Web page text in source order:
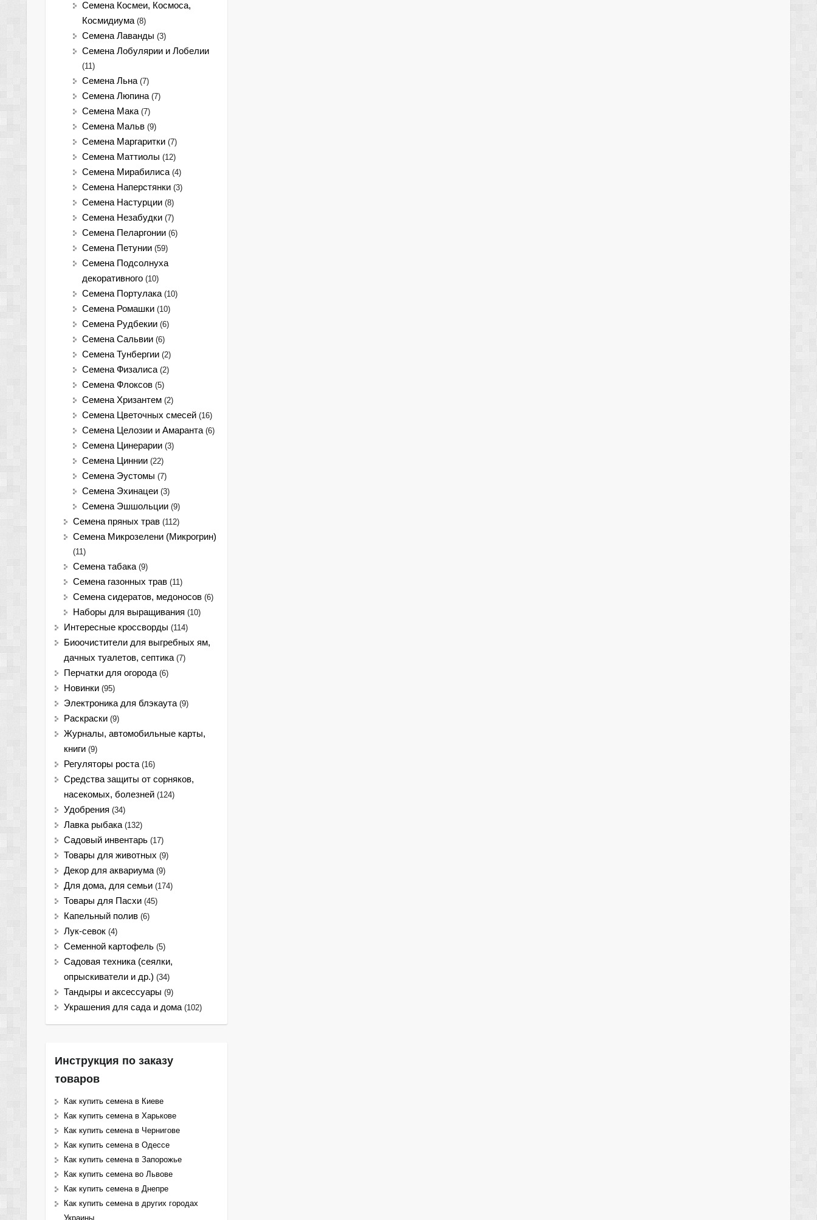
Семена Космеи, Космоса,
Космидиума (8)
Семена Лаванды (3)
Семена Лобулярии и Лобелии
(11)
Семена Льна (7)
Семена Люпина (7)
Семена Мака (7)
Семена Мальв (9)
Семена Маргаритки (7)
Семена Маттиолы (12)
Семена Мирабилиса (4)
Семена Наперстянки (3)
Семена Настурции (8)
Семена Незабудки (7)
Семена Пеларгонии (6)
Семена Петунии (59)
Семена Подсолнуха
декоративного (10)
Семена Портулака (10)
Семена Ромашки (10)
Семена Рудбекии (6)
Семена Сальвии (6)
Семена Тунбергии (2)
Семена Физалиса (2)
Семена Флоксов (5)
Семена Хризантем (2)
Семена Цветочных смесей (16)
Семена Целозии и Амаранта (6)
Семена Цинерарии (3)
Семена Циннии (22)
Семена Эустомы (7)
Семена Эхинацеи (3)
Семена Эшшольции (9)
Семена пряных трав (112)
Семена Микрозелени (Микрогрин)
(11)
Семена табака (9)
Семена газонных трав (11)
Семена сидератов, медоносов (6)
Наборы для выращивания (10)
Интересные кроссворды (114)
Биоочистители для выгребных ям,
дачных туалетов, септика (7)
Перчатки для огорода (6)
Новинки (95)
Электроника для блэкаута (9)
Раскраски (9)
Журналы, автомобильные карты,
книги (9)
Регуляторы роста (16)
Средства защиты от сорняков,
насекомых, болезней (124)
Удобрения (34)
Лавка рыбака (132)
Садовый инвентарь (17)
Товары для животных (9)
Декор для аквариума (9)
Для дома, для семьи (174)
Товары для Пасхи (45)
Капельный полив (6)
Лук-севок (4)
Семенной картофель (5)
Садовая техника (сеялки,
опрыскиватели и др.) (34)
Тандыры и аксессуары (9)
Украшения для сада и дома (102)
Инструкция по заказу
товаров
Как купить семена в Киеве
Как купить семена в Харькове
Как купить семена в Чернигове
Как купить семена в Одессе
Как купить семена в Запорожье
Как купить семена во Львове
Как купить семена в Днепре
Как купить семена в других городах
Украины